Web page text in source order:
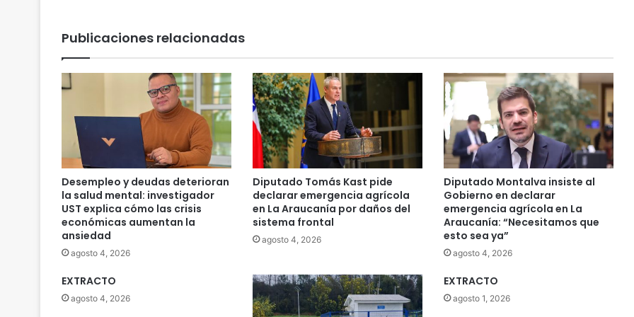
a
a
l
r
e
g
i
ó
n
a
r
z
a
Publicaciones relacionadas
Desempleo y deudas deterioran
la salud mental: investigador
UST explica cómo las crisis
económicas aumentan la
ansiedad
agosto 4, 2026
Diputado Tomás Kast pide
declarar emergencia agrícola
en La Araucanía por daños del
sistema frontal
agosto 4, 2026
Diputado Montalva insiste al
Gobierno en declarar
emergencia agrícola en La
Araucanía: “Necesitamos que
esto sea ya”
agosto 4, 2026
EXTRACTO
agosto 4, 2026
EXTRACTO
agosto 1, 2026